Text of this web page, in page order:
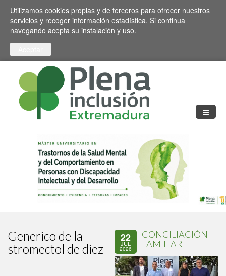
Pasar al contenido principal
Toggle high contrast
Utilizamos cookies propias y de terceros para ofrecer nuestros
servicios y recoger información estadística. Si continua
navegando acepta su instalación y uso.
Generico de la
stromectol de diez
22
JUL
2026
CONCILIACIÓN
FAMILIAR